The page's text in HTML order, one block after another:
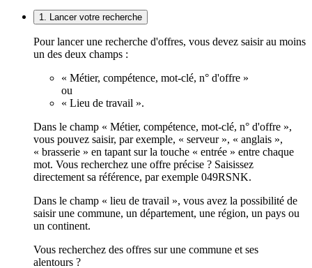
1. Lancer votre recherche
Pour lancer une recherche d'offres, vous devez saisir au moins
un des deux champs :
« Métier, compétence, mot-clé, n° d'offre »
ou
« Lieu de travail ».
Dans le champ « Métier, compétence, mot-clé, n° d'offre »,
vous pouvez saisir, par exemple, « serveur », « anglais »,
« brasserie » en tapant sur la touche « entrée » entre chaque
mot. Vous recherchez une offre précise ? Saisissez
directement sa référence, par exemple 049RSNK.
Dans le champ « lieu de travail », vous avez la possibilité de
saisir une commune, un département, une région, un pays ou
un continent.
Vous recherchez des offres sur une commune et ses
alentours ?